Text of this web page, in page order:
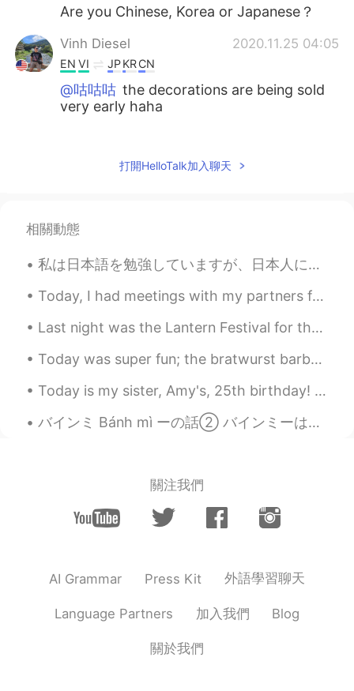
Are you Chinese, Korea or Japanese？
Vinh Diesel 2020.11.25 04:05
EN VI JPKRCN
@咕咕咕 the decorations are being sold
very early haha
打開HelloTalk加入聊天
相關動態
私は日本語を勉強していますが、日本人に電話するとき、何を言ったらいいか分からないのではないかといつも恐れています。私の日本語がとても下手だからです。メッセージを送信するときに翻訳ソフトウェアを使...
Today, I had meetings with my partners for my Amazon business all day...then afterwards I had to ...
Last night was the Lantern Festival for the US. I saw all my overseas friends eating 汤圆 and I wa...
Today was super fun; the bratwurst barbecue was delicious and we caught fish for cooking! also w...
Today is my sister, Amy's, 25th birthday! wishing her the best 😊 今日は妹の誕生日だ! エミちゃんは25歳です。お誕生日おめで...
バインミ Bánh mì ーの話② バインミーは一般的な具もありますが、地域によって独自な具もあります。 一番普及されているのは卵、ベトナムのハムとパテが入っています。どの地域にもこの具がある...
關注我們
AI Grammar Press Kit 外語學習聊天
Language Partners 加入我們 Blog
關於我們